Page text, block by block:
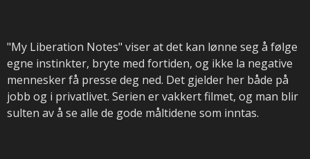
"My Liberation Notes" viser at det kan lønne seg å følge
egne instinkter, bryte med fortiden, og ikke la negative
mennesker få presse deg ned. Det gjelder her både på
jobb og i privatlivet. Serien er vakkert filmet, og man blir
sulten av å se alle de gode måltidene som inntas.